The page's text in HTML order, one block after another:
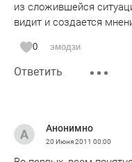
из сложившейся
видит и создается
0 эмодзи
Ответить
Анонимно
20 Июня 2011 00:00